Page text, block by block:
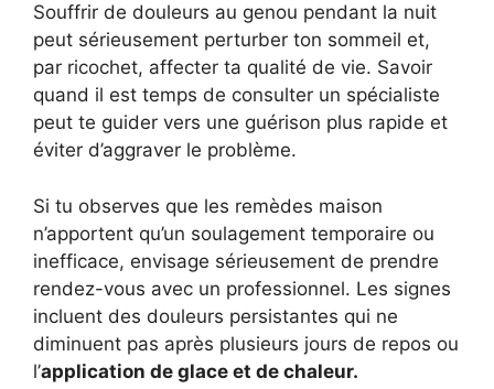
Souffrir de douleurs au genou pendant la nuit
peut sérieusement perturber ton sommeil et,
par ricochet, affecter ta qualité de vie. Savoir
quand il est temps de consulter un spécialiste
peut te guider vers une guérison plus rapide et
éviter d’aggraver le problème.
Si tu observes que les remèdes maison
n’apportent qu’un soulagement temporaire ou
inefficace, envisage sérieusement de prendre
rendez-vous avec un professionnel. Les signes
incluent des douleurs persistantes qui ne
diminuent pas après plusieurs jours de repos ou
l’application de glace et de chaleur.